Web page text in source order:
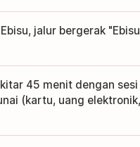
jalur bergerak "Ebisu
45 menit dengan sesi
(kartu, uang elektronik,